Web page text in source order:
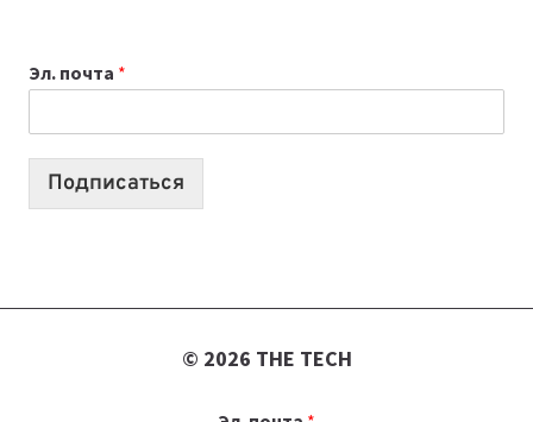
РАБОТЫ
Эл. почта *
Подписаться
© 2026 THE TECH